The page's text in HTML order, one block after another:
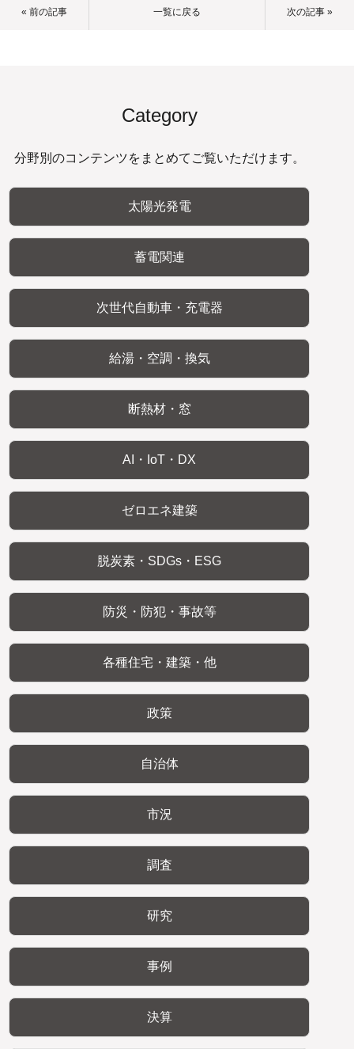
« 前の記事 一覧に戻る 次の記事 »
Category
分野別のコンテンツをまとめてご覧いただけます。
太陽光発電
蓄電関連
次世代自動車・充電器
給湯・空調・換気
断熱材・窓
AI・IoT・DX
ゼロエネ建築
脱炭素・SDGs・ESG
防災・防犯・事故等
各種住宅・建築・他
政策
自治体
市況
調査
研究
事例
決算